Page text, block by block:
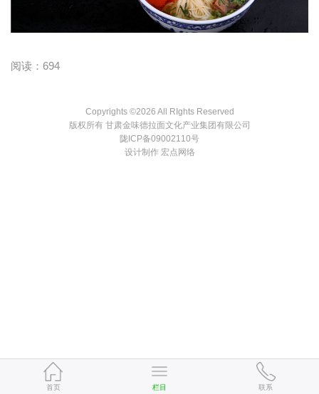
阅读： 694
Copyrights ©2026 All RIghts Reserved
版权所有 甘肃金味德拉面文化产业集团有限公司
陇ICP备09002110号
设计制作 宏点网络
首页 栏目 联系